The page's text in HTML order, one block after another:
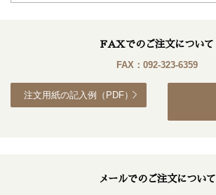
FAXでのご注文について
FAX：092-323-6359
注文用紙の記入例（PDF）
メールでのご注文について